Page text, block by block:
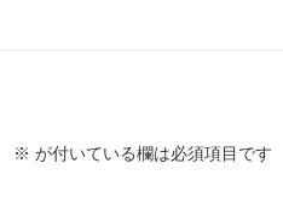
※ が付いている欄は必須項目です